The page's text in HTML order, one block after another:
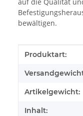
bewältigen.
Wert
Produktart:
Artikelgewicht:
Inhalt: